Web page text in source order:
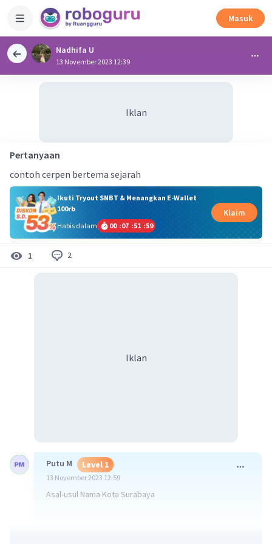
Masuk
Nadhifa U
13 November 2023 12:39
Iklan
Pertanyaan
contoh cerpen bertema sejarah
Ikuti Tryout SNBT & Menangkan E-Wallet
100rb
Habis dalam
00 :07 :51 :58
Klaim
1 2
Iklan
Putu M Level 1
13 November 2023 12:59
Asal-usul Nama Kota Surabaya